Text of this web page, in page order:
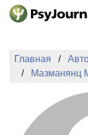
Перейти к
Главная
Мазманянц